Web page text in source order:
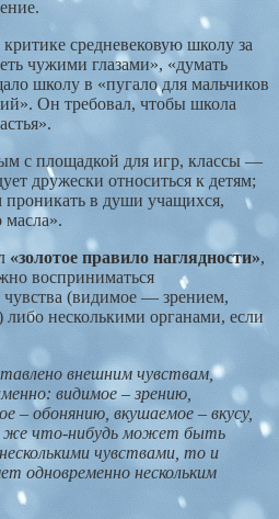
средневековую школу за
чужими глазами», «думать
школу в «пугало для мальчиков
Он требовал, чтобы школа
с площадкой для игр, классы —
дружески относиться к детям;
проникать в души учащихся,
масла».
«золотое правило наглядности»,
восприниматься
(видимое — зрением,
несколькими органами, если
внешним чувствам,
видимое – зрению,
– обонянию, вкушаемое – вкусу,
же что-нибудь может быть
чувствами, то и
одновременно нескольким